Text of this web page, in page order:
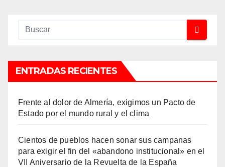
ENTRADAS RECIENTES
Frente al dolor de Almería, exigimos un Pacto de
Estado por el mundo rural y el clima
Cientos de pueblos hacen sonar sus campanas
para exigir el fin del «abandono institucional» en el
VII Aniversario de la Revuelta de la España